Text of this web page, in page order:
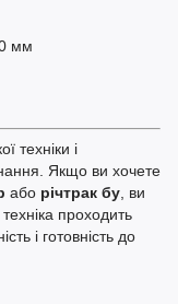
мм
техніки і
Якщо ви хочете
або річтрак бу , ви
проходить
і готовність до